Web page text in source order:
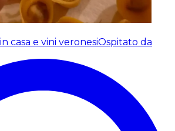
casa e vini veronesiOspitato da